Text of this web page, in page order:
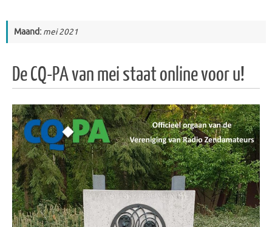
Maand: mei 2021
De CQ-PA van mei staat online voor u!